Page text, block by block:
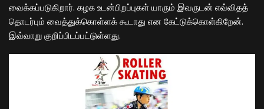
வைக்கப்படுகிறார். கழக உடன்பிறப்புகள் யாரும் இவருடன் எவ்விதத்
தொடர்பும் வைத்துக்கொள்ளக் கூடாது என கேட்டுக்கொள்கிறேன்.
இவ்வாறு குறிப்பிடப்பட்டுள்ளது.